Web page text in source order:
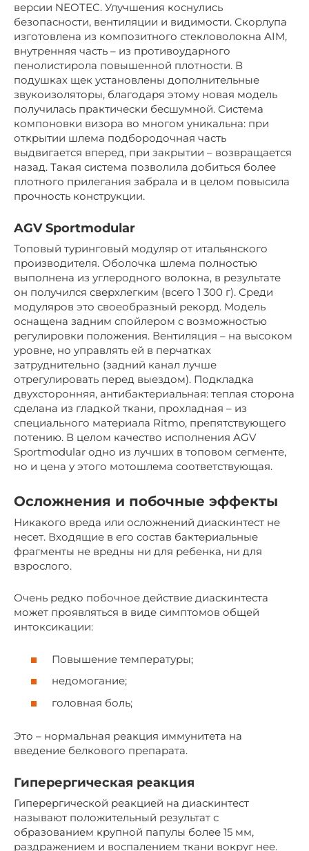
версии NEOTEC. Улучшения коснулись
безопасности, вентиляции и видимости. Скорлупа
изготовлена из композитного стекловолокна AIM,
внутренняя часть – из противоударного
пенолистирола повышенной плотности. В
подушках щек установлены дополнительные
звукоизоляторы, благодаря этому новая модель
получилась практически бесшумной. Система
компоновки визора во многом уникальна: при
открытии шлема подбородочная часть
выдвигается вперед, при закрытии – возвращается
назад. Такая система позволила добиться более
плотного прилегания забрала и в целом повысила
прочность конструкции.
AGV Sportmodular
Топовый туринговый модуляр от итальянского
производителя. Оболочка шлема полностью
выполнена из углеродного волокна, в результате
он получился сверхлегким (всего 1 300 г). Среди
модуляров это своеобразный рекорд. Модель
оснащена задним спойлером с возможностью
регулировки положения. Вентиляция – на высоком
уровне, но управлять ей в перчатках
затруднительно (задний канал лучше
отрегулировать перед выездом). Подкладка
двухсторонняя, антибактериальная: теплая сторона
сделана из гладкой ткани, прохладная – из
специального материала Ritmo, препятствующего
потению. В целом качество исполнения AGV
Sportmodular одно из лучших в топовом сегменте,
но и цена у этого мотошлема соответствующая.
Осложнения и побочные эффекты
Никакого вреда или осложнений диаскинтест не
несет. Входящие в его состав бактериальные
фрагменты не вредны ни для ребенка, ни для
взрослого.
Очень редко побочное действие диаскинтеста
может проявляться в виде симптомов общей
интоксикации:
Повышение температуры;
недомогание;
головная боль;
Это – нормальная реакция иммунитета на
введение белкового препарата.
Гиперергическая реакция
Гиперергической реакцией на диаскинтест
называют положительный результат с
образованием крупной папулы более 15 мм,
раздражением и воспалением ткани вокруг нее.